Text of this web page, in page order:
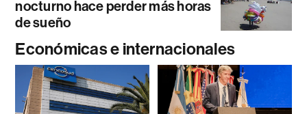
nocturno hace perder más horas
de sueño
Económicas e internacionales